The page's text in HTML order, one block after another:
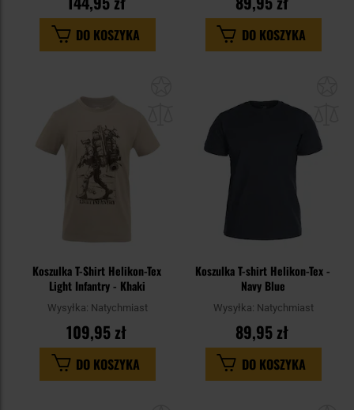
DO KOSZYKA DO KOSZYKA
schowka
Koszulka T-Shirt Helikon-Tex
Light Infantry - Khaki
Wysyłka: Natychmiast
109,95 zł
DO KOSZYKA
Koszulka T-shirt Helikon-Tex -
Navy Blue
Wysyłka: Natychmiast
89,95 zł
DO KOSZYKA